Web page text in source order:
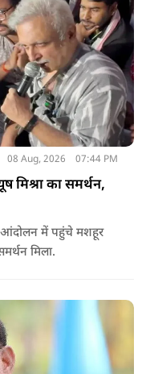
08 Aug, 2026 07:44 PM
मिश्रा का समर्थन,
आंदोलन में पहुंचे मशहूर
मिला.